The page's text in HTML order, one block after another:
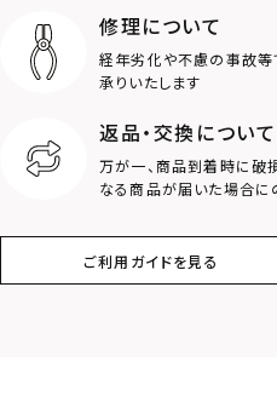
スター
アラベスク
修理について
経年劣化や不慮の事故等
承りいたします
返品・交換について
万が一、商品到着時に破
なる商品が届いた場合に
ご利用ガイドを見る